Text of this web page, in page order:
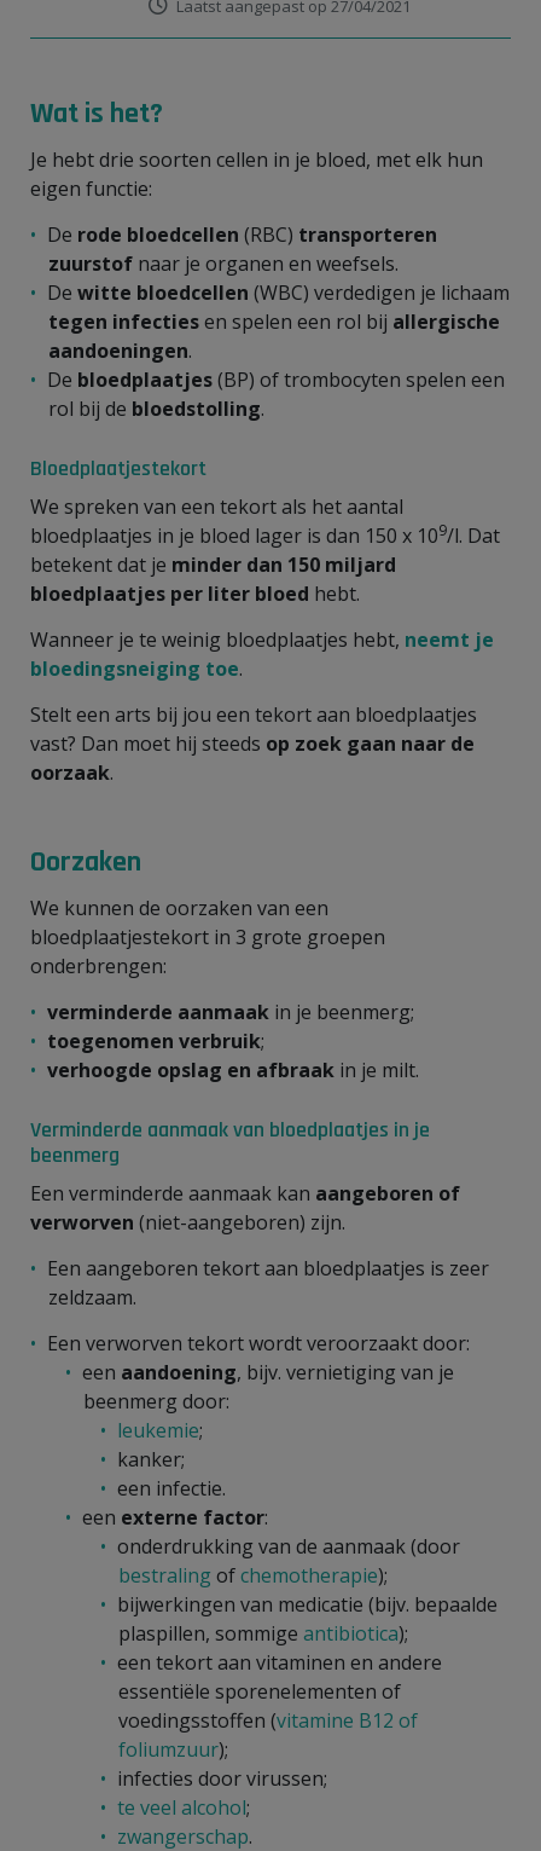
Laatst aangepast op 27/04/2021
Wat is het?
Je hebt drie soorten cellen in je bloed, met elk hun
eigen functie:
De rode bloedcellen (RBC) transporteren
zuurstof naar je organen en weefsels.
De witte bloedcellen (WBC) verdedigen je lichaam
tegen infectiesen spelen een rol bij allergische
aandoeningen.
De bloedplaatjes(BP) of trombocyten spelen een
rol bij de bloedstolling.
Bloedplaatjestekort
We spreken van een tekort als het aantal
bloedplaatjes in je bloed lager is dan 150 x 109/l. Dat
betekent dat je minder dan 150 miljard
bloedplaatjes per liter bloed hebt.
Wanneer je te weinig bloedplaatjes hebt, neemt je
bloedingsneiging toe.
Stelt een arts bij jou een tekort aan bloedplaatjes
vast? Dan moet hij steeds op zoek gaan naar de
oorzaak.
Oorzaken
We kunnen de oorzaken van een
bloedplaatjestekort in 3 grote groepen
onderbrengen:
verminderde aanmaak in je beenmerg;
toegenomen verbruik;
verhoogde opslag en afbraak in je milt.
Verminderde aanmaak van bloedplaatjes in je
beenmerg
Een verminderde aanmaak kan aangeboren of
verworven (niet-aangeboren) zijn.
Een aangeboren tekort aan bloedplaatjes is zeer
zeldzaam.
Een verworven tekort wordt veroorzaakt door:
een aandoening, bijv. vernietiging van je
beenmerg door:
leukemie;
kanker;
een infectie.
een externe factor:
onderdrukking van de aanmaak (door
bestraling ofchemotherapie);
bijwerkingen van medicatie (bijv. bepaalde
plaspillen, sommige antibiotica);
een tekort aan vitaminen en andere
essentiële sporenelementen of
voedingsstoffen (vitamine B12 of
foliumzuur);
infecties door virussen;
te veel alcohol;
zwangerschap.